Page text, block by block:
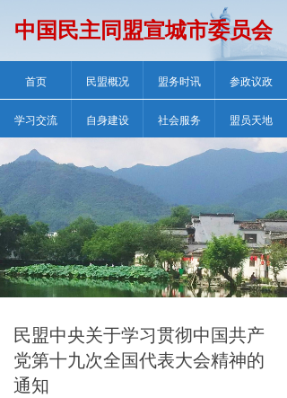
中国民主同盟宣城市委员会
首页 民盟概况 盟务时讯 参政议政
学习交流 自身建设 社会服务 盟员天地
民盟中央关于学习贯彻中国共产
党第十九次全国代表大会精神的
通知